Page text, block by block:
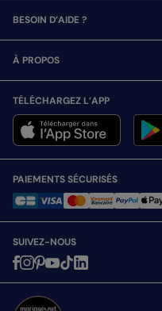
BESOIN D’AIDE ?
À PROPOS
TÉLÉCHARGEZ L’APP
PAIEMENTS SÉCURISÉS
SUIVEZ-NOUS